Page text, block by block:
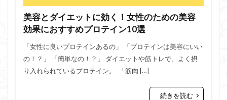
美容とダイエットに効く！女性のための美容
効果におすすめプロテイン10選
「女性に良いプロテインあるの」 「プロテインは美容にいい
の！？」 「簡単なの！？」 ダイエットや筋トレで、よく摂
り入れられているプロテイン。 「筋肉 […]
続きを読む